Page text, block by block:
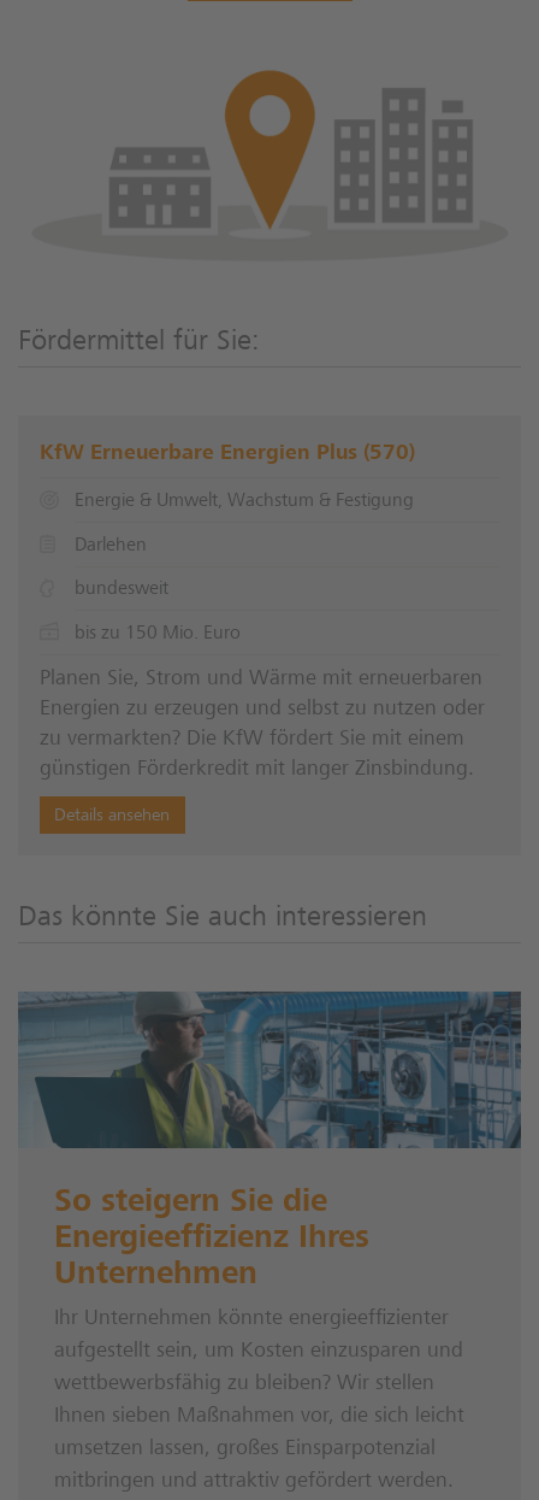
Fördermittel für Sie:
KfW Erneuerbare Energien Plus (570)
Energie & Umwelt, Wachstum & Festigung
Darlehen
bundesweit
bis zu 150 Mio. Euro
Planen Sie, Strom und Wärme mit erneuerbaren
Energien zu erzeugen und selbst zu nutzen oder
zu vermarkten? Die KfW fördert Sie mit einem
günstigen Förderkredit mit langer Zinsbindung.
Details ansehen
Das könnte Sie auch interessieren
So steigern Sie die
Energieeffizienz Ihres
Unternehmen
Ihr Unternehmen könnte energieeffizienter
aufgestellt sein, um Kosten einzusparen und
wettbewerbsfähig zu bleiben? Wir stellen
Ihnen sieben Maßnahmen vor, die sich leicht
umsetzen lassen, großes Einsparpotenzial
mitbringen und attraktiv gefördert werden.